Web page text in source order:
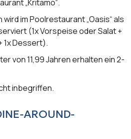
„Kritamo“.
im Poolrestaurant „Oasis“ als
(1x Vorspeise oder Salat +
1x Dessert).
von 11,99 Jahren erhalten ein 2-
inbegriffen.
AROUND-